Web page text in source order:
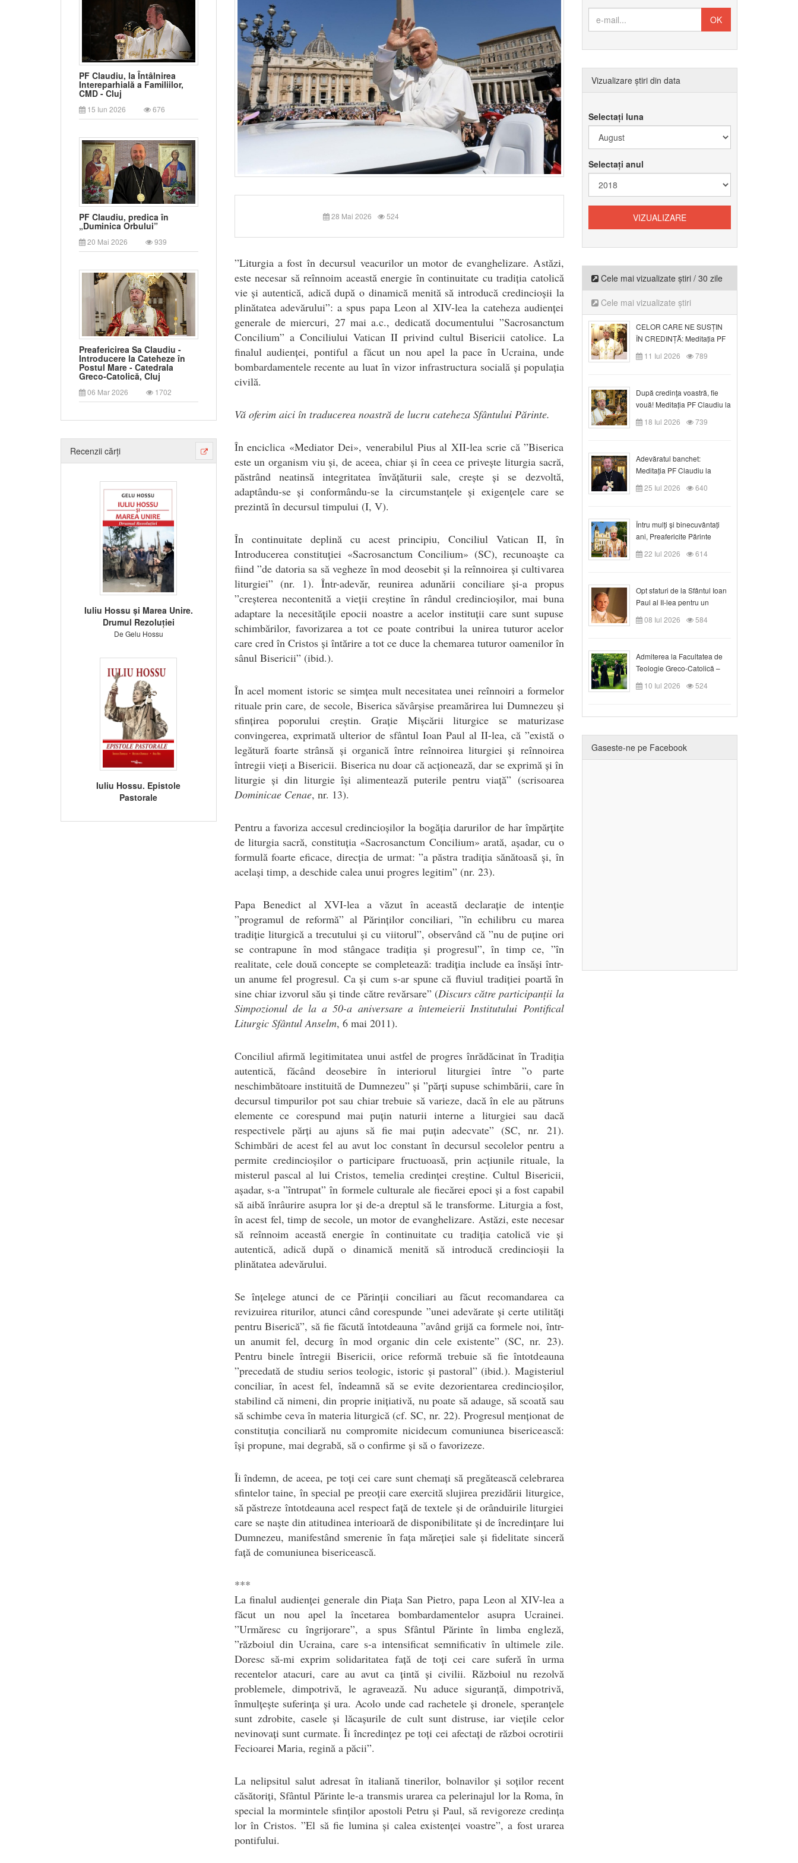
PF Claudiu, la Întâlnirea
Intereparhială a Familiilor,
CMD - Cluj
15 Iun 2026 676
PF Claudiu, predica în
„Duminica Orbului”
20 Mai 2026 939
Preafericirea Sa Claudiu -
Introducere la Cateheze în
Postul Mare - Catedrala
Greco-Catolică, Cluj
06 Mar 2026 1702
Recenzii cărți
Iuliu Hossu și Marea Unire.
Drumul Rezoluției
De Gelu Hossu
Iuliu Hossu. Epistole
Pastorale
28 Mai 2026 524
”Liturgia a fost în decursul veacurilor un motor de evanghelizare. Astăzi,
este necesar să reînnoim această energie în continuitate cu tradiția catolică
vie și autentică, adică după o dinamică menită să introducă credincioșii la
plinătatea adevărului”: a spus papa Leon al XIV-lea la cateheza audienței
generale de miercuri, 27 mai a.c., dedicată documentului ”Sacrosanctum
Concilium” a Conciliului Vatican II privind cultul Bisericii catolice. La
finalul audienței, pontiful a făcut un nou apel la pace în Ucraina, unde
bombardamentele recente au luat în vizor infrastructura socială și populația
civilă.
Vă oferim aici în traducerea noastră de lucru cateheza Sfântului Părinte.
În enciclica «Mediator Dei», venerabilul Pius al XII-lea scrie că ”Biserica
este un organism viu și, de aceea, chiar și în ceea ce privește liturgia sacră,
păstrând neatinsă integritatea învățăturii sale, crește și se dezvoltă,
adaptându-se și conformându-se la circumstanțele și exigențele care se
prezintă în decursul timpului (I, V).
În continuitate deplină cu acest principiu, Conciliul Vatican II, în
Introducerea constituției «Sacrosanctum Concilium» (SC), recunoaște ca
fiind ”de datoria sa să vegheze în mod deosebit și la reînnoirea și cultivarea
liturgiei” (nr. 1). Într-adevăr, reunirea adunării conciliare și-a propus
”creșterea necontenită a vieții creștine în rândul credincioșilor, mai buna
adaptare la necesitățile epocii noastre a acelor instituții care sunt supuse
schimbărilor, favorizarea a tot ce poate contribui la unirea tuturor acelor
care cred în Cristos și întărire a tot ce duce la chemarea tuturor oamenilor în
sânul Bisericii” (ibid.).
În acel moment istoric se simțea mult necesitatea unei reînnoiri a formelor
rituale prin care, de secole, Biserica săvârșise preamărirea lui Dumnezeu și
sfințirea poporului creștin. Grație Mișcării liturgice se maturizase
convingerea, exprimată ulterior de sfântul Ioan Paul al II-lea, că ”există o
legătură foarte strânsă și organică între reînnoirea liturgiei și reînnoirea
întregii vieți a Bisericii. Biserica nu doar că acționează, dar se exprimă și în
liturgie și din liturgie își alimentează puterile pentru viață” (scrisoarea
Dominicae Cenae, nr. 13).
Pentru a favoriza accesul credincioșilor la bogăția darurilor de har împărțite
de liturgia sacră, constituția «Sacrosanctum Concilium» arată, așadar, cu o
formulă foarte eficace, direcția de urmat: ”a păstra tradiția sănătoasă și, în
același timp, a deschide calea unui progres legitim” (nr. 23).
Papa Benedict al XVI-lea a văzut în această declarație de intenție
”programul de reformă” al Părinților conciliari, ”în echilibru cu marea
tradiție liturgică a trecutului și cu viitorul”, observând că ”nu de puține ori
se contrapune în mod stângace tradiția și progresul”, în timp ce, ”în
realitate, cele două concepte se completează: tradiția include ea însăși într-
un anume fel progresul. Ca și cum s-ar spune că fluviul tradiției poartă în
sine chiar izvorul său și tinde către revărsare” (Discurs către participanții la
Simpozionul de la a 50-a aniversare a întemeierii Institutului Pontifical
Liturgic Sfântul Anselm, 6 mai 2011).
Conciliul afirmă legitimitatea unui astfel de progres înrădăcinat în Tradiția
autentică, făcând deosebire în interiorul liturgiei între ”o parte
neschimbătoare instituită de Dumnezeu” și ”părți supuse schimbării, care în
decursul timpurilor pot sau chiar trebuie să varieze, dacă în ele au pătruns
elemente ce corespund mai puțin naturii interne a liturgiei sau dacă
respectivele părți au ajuns să fie mai puțin adecvate” (SC, nr. 21).
Schimbări de acest fel au avut loc constant în decursul secolelor pentru a
permite credincioșilor o participare fructuoasă, prin acțiunile rituale, la
misterul pascal al lui Cristos, temelia credinței creștine. Cultul Bisericii,
așadar, s-a ”întrupat” în formele culturale ale fiecărei epoci și a fost capabil
să aibă înrâurire asupra lor și de-a dreptul să le transforme. Liturgia a fost,
în acest fel, timp de secole, un motor de evanghelizare. Astăzi, este necesar
să reînnoim această energie în continuitate cu tradiția catolică vie și
autentică, adică după o dinamică menită să introducă credincioșii la
plinătatea adevărului.
Se înțelege atunci de ce Părinții conciliari au făcut recomandarea ca
revizuirea riturilor, atunci când corespunde ”unei adevărate și certe utilități
pentru Biserică”, să fie făcută întotdeauna ”având grijă ca formele noi, într-
un anumit fel, decurg în mod organic din cele existente” (SC, nr. 23).
Pentru binele întregii Bisericii, orice reformă trebuie să fie întotdeauna
”precedată de studiu serios teologic, istoric și pastoral” (ibid.). Magisteriul
conciliar, în acest fel, îndeamnă să se evite dezorientarea credincioșilor,
stabilind că nimeni, din proprie inițiativă, nu poate să adauge, să scoată sau
să schimbe ceva în materia liturgică (cf. SC, nr. 22). Progresul menționat de
constituția conciliară nu compromite nicidecum comuniunea bisericească:
își propune, mai degrabă, să o confirme și să o favorizeze.
Îi îndemn, de aceea, pe toți cei care sunt chemați să pregătească celebrarea
sfintelor taine, în special pe preoții care exercită slujirea prezidării liturgice,
să păstreze întotdeauna acel respect față de textele și de orânduirile liturgiei
care se naște din atitudinea interioară de disponibilitate și de încredințare lui
Dumnezeu, manifestând smerenie în fața măreției sale și fidelitate sinceră
față de comuniunea bisericească.
***
La finalul audienței generale din Piața San Pietro, papa Leon al XIV-lea a
făcut un nou apel la încetarea bombardamentelor asupra Ucrainei.
”Urmăresc cu îngrijorare”, a spus Sfântul Părinte în limba engleză,
”războiul din Ucraina, care s-a intensificat semnificativ în ultimele zile.
Doresc să-mi exprim solidaritatea față de toți cei care suferă în urma
recentelor atacuri, care au avut ca țintă și civilii. Războiul nu rezolvă
problemele, dimpotrivă, le agravează. Nu aduce siguranță, dimpotrivă,
înmulțește suferința și ura. Acolo unde cad rachetele și dronele, speranțele
sunt zdrobite, casele și lăcașurile de cult sunt distruse, iar viețile celor
nevinovați sunt curmate. Îi încredințez pe toți cei afectați de război ocrotirii
Fecioarei Maria, regină a păcii”.
La nelipsitul salut adresat în italiană tinerilor, bolnavilor și soților recent
căsătoriți, Sfântul Părinte le-a transmis urarea ca pelerinajul lor la Roma, în
special la mormintele sfinților apostoli Petru și Paul, să revigoreze credința
lor în Cristos. ”El să fie lumina și calea existenței voastre”, a fost urarea
pontifului.
Vizualizare știri din data
Selectați luna
Selectați anul
Cele mai vizualizate știri / 30 zile
Cele mai vizualizate știri
CELOR CARE NE SUSȚIN
ÎN CREDINȚĂ: Meditația PF
Claudiu la Duminica a VI-a
după Rusalii
11 Iul 2026 789
După credinţa voastră, fie
vouă! Meditația PF Claudiu la
duminica a VII-a după Rusalii
18 Iul 2026 739
Adevăratul banchet:
Meditația PF Claudiu la
Duminica a VIII-a după
Rusalii
25 Iul 2026 640
Întru mulți și binecuvântați
ani, Preafericite Părinte
Claudiu!
22 Iul 2026 614
Opt sfaturi de la Sfântul Ioan
Paul al II-lea pentru un
creștin
08 Iul 2026 584
Admiterea la Facultatea de
Teologie Greco-Catolică –
Departamentul Blaj în anul
universitar 2026/2027
10 Iul 2026 524
Gaseste-ne pe Facebook